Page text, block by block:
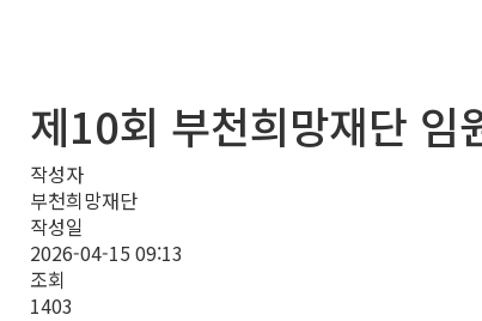
제10회 부천희망재단 임
작성자
부천희망재단
작성일
2026-04-15 09:13
조회
1403